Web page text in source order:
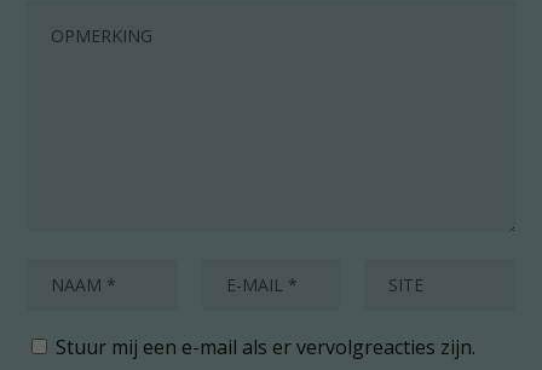
Stuur mij een e-mail als er vervolgreacties zijn.